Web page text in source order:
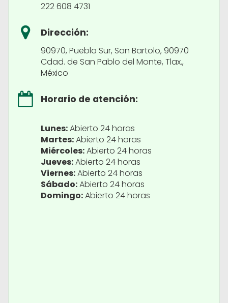
222 608 4731
Dirección:
90970, Puebla Sur, San Bartolo, 90970
Cdad. de San Pablo del Monte, Tlax.,
México
Horario de atención:
Lunes:Abierto 24 horas
Martes:Abierto 24 horas
Miércoles:Abierto 24 horas
Jueves:Abierto 24 horas
Viernes:Abierto 24 horas
Sábado:Abierto 24 horas
Domingo:Abierto 24 horas